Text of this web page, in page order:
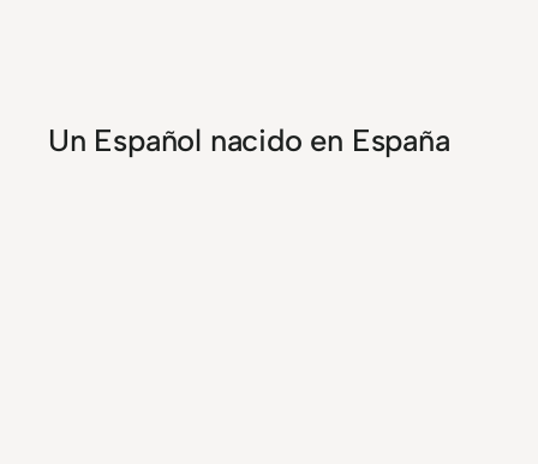
Un Español nacido en España